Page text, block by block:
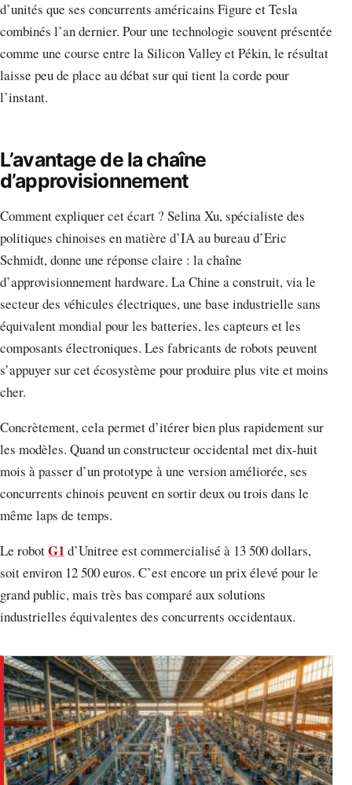
d’unités que ses concurrents américains Figure et Tesla
combinés l’an dernier. Pour une technologie souvent présentée
comme une course entre la Silicon Valley et Pékin, le résultat
laisse peu de place au débat sur qui tient la corde pour
l’instant.
L’avantage de la chaîne
d’approvisionnement
Comment expliquer cet écart ? Selina Xu, spécialiste des
politiques chinoises en matière d’IA au bureau d’Eric
Schmidt, donne une réponse claire : la chaîne
d’approvisionnement hardware. La Chine a construit, via le
secteur des véhicules électriques, une base industrielle sans
équivalent mondial pour les batteries, les capteurs et les
composants électroniques. Les fabricants de robots peuvent
s’appuyer sur cet écosystème pour produire plus vite et moins
cher.
Concrètement, cela permet d’itérer bien plus rapidement sur
les modèles. Quand un constructeur occidental met dix-huit
mois à passer d’un prototype à une version améliorée, ses
concurrents chinois peuvent en sortir deux ou trois dans le
même laps de temps.
Le robotG1d’Unitree est commercialisé à 13 500 dollars,
soit environ 12 500 euros. C’est encore un prix élevé pour le
grand public, mais très bas comparé aux solutions
industrielles équivalentes des concurrents occidentaux.